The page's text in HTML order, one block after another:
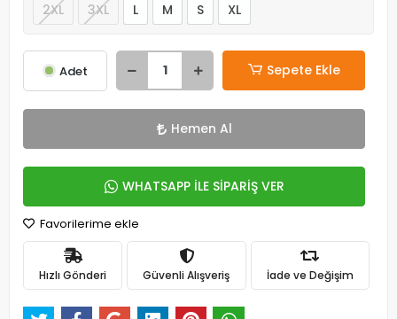
2XL
3XL L M S XL
Adet Sepete Ekle
Hemen Al
WHATSAPP İLE SİPARİŞ VER
Favorilerime ekle
Hızlı Gönderi Güvenli Alışveriş İade ve Değişim